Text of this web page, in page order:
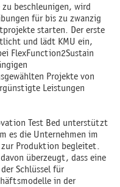
beschleunigen, wird
für bis zu zwanzig
starten. Der erste
und lädt KMU ein,
FlexFunction2Sustain
Projekte von
Leistungen
Test Bed unterstützt
es die Unternehmen im
Produktion begleitet.
überzeugt, dass eine
Schlüssel für
in der